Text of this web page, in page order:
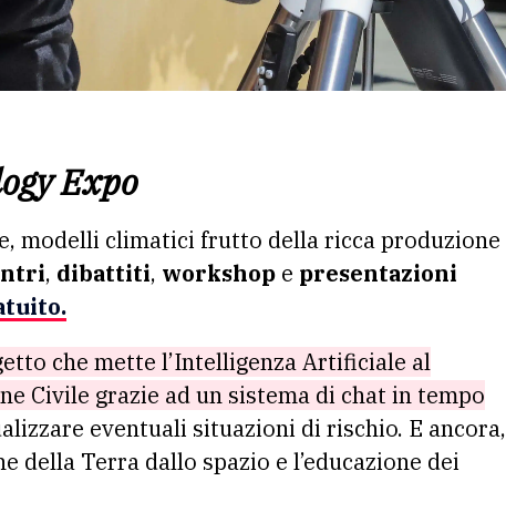
Expo
modelli climatici frutto della ricca produzione
, dibattiti, workshop e presentazioni
che mette l’Intelligenza Artificiale al
Civile grazie ad un sistema di chat in tempo
eventuali situazioni di rischio. E ancora,
della Terra dallo spazio e l’educazione dei